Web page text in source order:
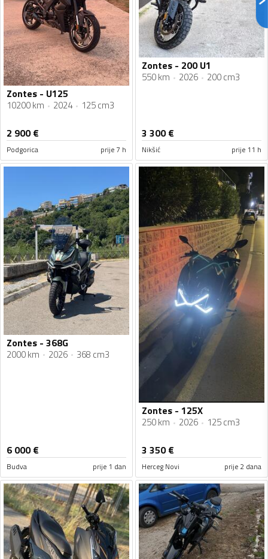
Zontes - U125
10200 km 2024 125 cm3
2 900€
Podgorica prije 7 h
Zontes - 200 U1
550 km 2026 200 cm3
3 300€
Nikšić prije 11 h
Zontes - 368G
2000 km 2026 368 cm3
6 000€
Budva prije 1 dan
Zontes - 125X
250 km 2026 125 cm3
3 350€
Herceg Novi prije 2 dana